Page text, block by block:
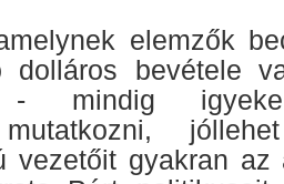
elemzők
dolláros bevétele
- mindig
mutatkozni,
vezetőit gyakran